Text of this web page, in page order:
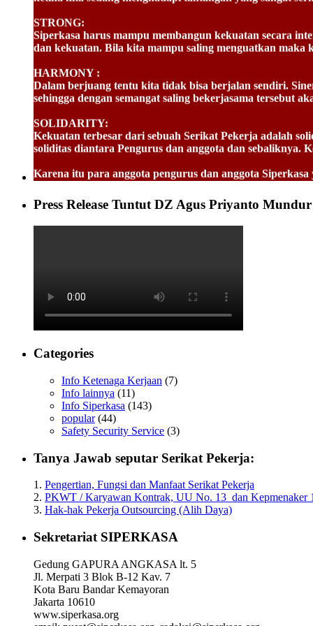
Siperkasa harus mampu membangun kekuatan secara
dan kekuatan. Bila kita mampu saling menguatkan maka
Dalam berjuang tentu kita tidak bisa berjalan sendiri.
sehingga dengan semangat saling bekerjasama tersebut
SOLIDARITY:
Kekuatan terbesar dari sebuah Serikat Pekerja adalah
soliditas diantara Pengurus dan anggota dan sebaliknya.
Karena itu para anggota pengurus dan anggota
tindakan untuk kemajuan harus terus kita selaraskan
PERUSAHAAN MAJU KARYAWAN SEJAHTERA.
--END--
Press Release Tuntut DZ Agus Priyanto Mundur
Categories
Info Ketenaga Kerjaan (7)
Info lainnya (11)
Info Siperkasa (143)
popular(44)
Safety Security Service (3)
Tanya Jawab seputar Serikat Pekerja:
1. Pengertian, Fungsi dan Manfaat Serikat Pekerja
2. PKWT / Karyawan Kontrak, UU No. 13 dan Kepmenaker
3. Hak-hak Pekerja Outsourcing (Alih Daya)
Sekretariat SIPERKASA
Gedung GAPURA ANGKASA lt. 5
Jl. Merpati 3 Blok B-12 Kav. 7
Kota Baru Bandar Kemayoran
Jakarta 10610
www.siperkasa.org